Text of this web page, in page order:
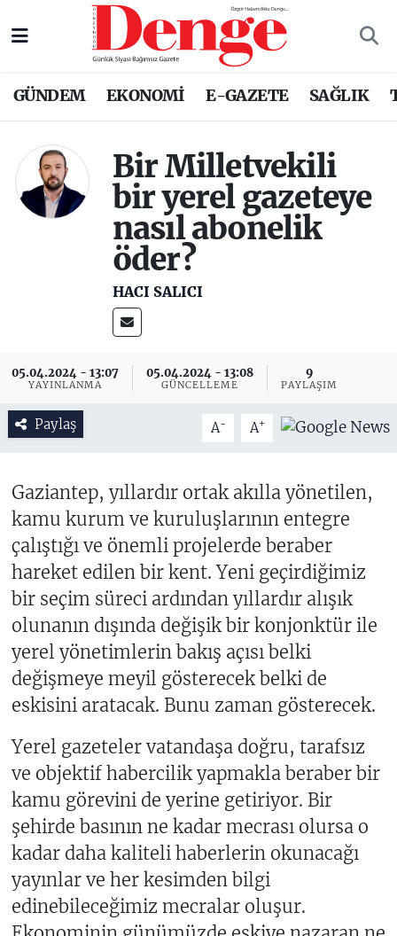
GÜNDEM EKONOMİ E-GAZETE SAĞLIK
Bir Milletvekili
bir yerel gazeteye
nasıl abonelik
öder?
HACI SALICI
05.04.2024 - 13:07
YAYINLANMA
05.04.2024 - 13:08
GÜNCELLEME
9
PAYLAŞIM
Paylaş A- A+
Gaziantep, yıllardır ortak akılla yönetilen,
kamu kurum ve kuruluşlarının entegre
çalıştığı ve önemli projelerde beraber
hareket edilen bir kent. Yeni geçirdiğimiz
bir seçim süreci ardından yıllardır alışık
olunanın dışında değişik bir konjonktür ile
yerel yönetimlerin bakış açısı belki
değişmeye meyil gösterecek belki de
eskisini aratacak. Bunu zaman gösterecek.
Yerel gazeteler vatandaşa doğru, tarafsız
ve objektif habercilik yapmakla beraber bir
kamu görevini de yerine getiriyor. Bir
şehirde basının ne kadar mecrası olursa o
kadar daha kaliteli haberlerin okunacağı
yayınlar ve her kesimden bilgi
edinebileceğimiz mecralar oluşur.
Nöbetçi Eczaneler
Trafik Durumu
Süper Lig Puan Durumu ve Fikstür
Tüm Manşetler
Son Dakika Haberleri
Haber Arşivi